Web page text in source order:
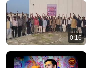
0:16